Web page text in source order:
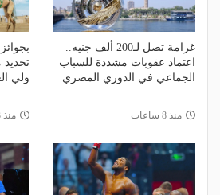
غرامة تصل لـ200 ألف جنيه..
اعتماد عقوبات مشددة للسباب
الجماعي في الدوري المصري
منذ 8 ساعات
ولي
منذ 13 ساعة